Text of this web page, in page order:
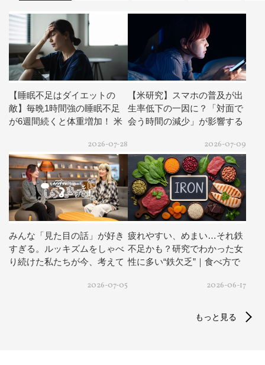
【睡眠不足はダイエットの
敵】毎晩1時間強の睡眠不足
が6週間続くと体重増加！ 米
2026-07-28
【米研究】スマホの普及が出
生率低下の一因に？「対面で
会う時間の減少」が影響する
2026-07-09
みんな「見た目の話」が好き
すぎる。ルッキズムをしゃべ
り続けた私たちが今、考えて
2026-07-05
疲れやすい、めまい…それ鉄
不足かも？研究でわかった女
性に多い“鉄欠乏”｜食べ方で
2026-06-17
もっと見る